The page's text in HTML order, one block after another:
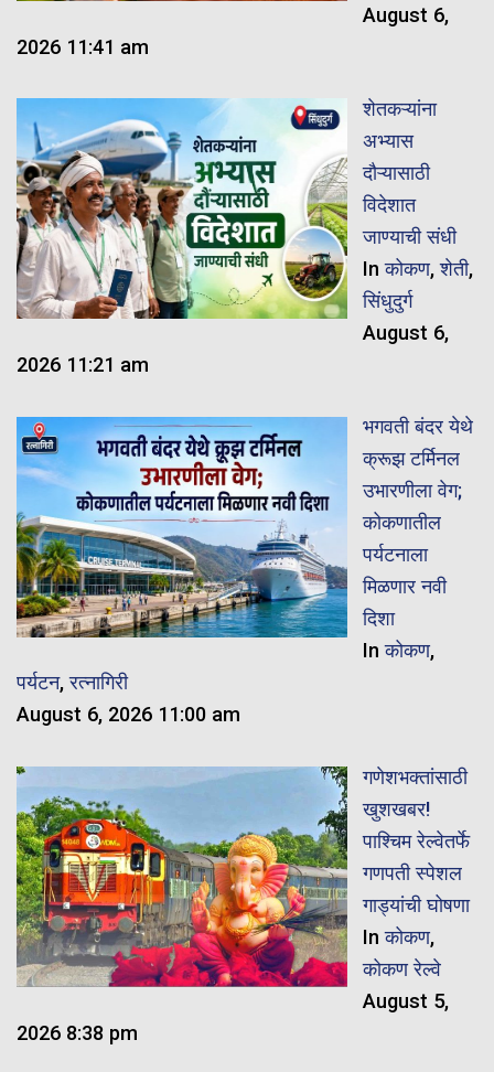
August 6,
2026 11:41 am
शेतकऱ्यांना
अभ्यास
दौऱ्यासाठी
विदेशात
जाण्याची संधी
Inकोकण,शेती,
सिंधुदुर्ग
August 6,
2026 11:21 am
भगवती बंदर येथे
क्रूझ टर्मिनल
उभारणीला वेग;
कोकणातील
पर्यटनाला
मिळणार नवी
दिशा
Inकोकण,
पर्यटन,रत्नागिरी
August 6, 2026 11:00 am
गणेशभक्तांसाठी
खुशखबर!
पाश्चिम रेल्वेतर्फे
गणपती स्पेशल
गाड्यांची घोषणा
Inकोकण,
कोकण रेल्वे
August 5,
2026 8:38 pm